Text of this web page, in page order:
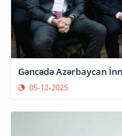
Gəncədə Azərbaycan
05-12-2025